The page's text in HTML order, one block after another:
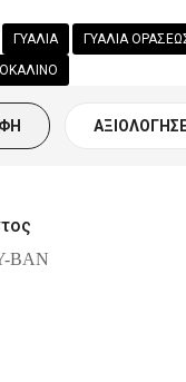
ΓΥΑΛΙΑ ΓΥΑΛΙΑ
BAN